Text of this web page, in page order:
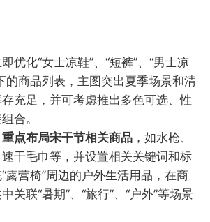
即优化“女士凉鞋”、“短裤”、“男士凉
的商品列表，主图突出夏季场景和清
充足，并可考虑推出多色可选、性
合。
重点布局宋干节相关商品 ，如水枪、
干毛巾等，并设置相关关键词和标
露营椅”周边的户外生活用品，在商
关联“暑期”、“旅行”、“户外”等场景